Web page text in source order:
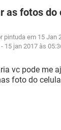
GMAIL
GMAIL
EXCEL
GMAIL
EXCEL
WHATSAPP
as fotos do
pintuda em 15 Jan
15 jan 2017 às
vc pode me
foto do